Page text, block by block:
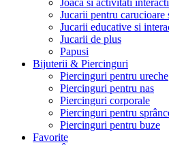
Joaca si activitati
Jucarii pentru carucioare
Jucarii educative si
Jucarii de plus
Papusi
Bijuterii & Piercinguri
Piercinguri pentru ureche
Piercinguri pentru nas
Piercinguri corporale
Piercinguri pentru
Piercinguri pentru buze
Favorite